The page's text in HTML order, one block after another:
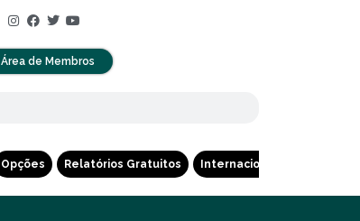
Área de Membros
Opções Relatórios Gratuitos Internacional